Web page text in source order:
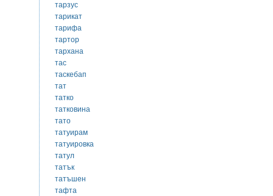
тарзус
тарикат
тарифа
тартор
тархана
тас
таскебап
тат
татко
татковина
тато
татуирам
татуировка
татул
татък
татъшен
тафта